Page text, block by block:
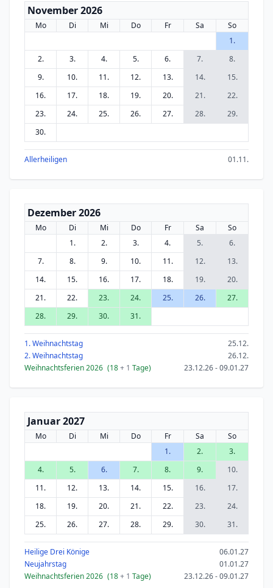
November 2026
Mo Di Mi Do Fr Sa
So
1.
2.
3. 4. 5. 6. 7.
8.
9.
10. 11. 12. 13. 14.
15.
16.
17. 18. 19. 20. 21.
22.
23.
24. 25. 26. 27. 28.
29.
30.
Allerheiligen 01.11.
Dezember 2026
Mo Di Mi Do Fr Sa
So
1.
2. 3. 4. 5.
6.
7.
8. 9. 10. 11. 12.
13.
14.
15. 16. 17. 18. 19.
20.
21.
22. 23. 24. 25. 26.
27.
28.
29. 30. 31.
1. Weihnachtstag
25.12.
2. Weihnachtstag
26.12.
Weihnachtsferien 2026 (18+ 1 Tage) 23.12.26 - 09.01.27
Januar 2027
Mo Di Mi Do Fr Sa
So
1.
2.
3.
4.
5. 6. 7. 8. 9.
10.
11.
12. 13. 14. 15. 16.
17.
18.
19. 20. 21. 22. 23.
24.
25.
26. 27. 28. 29. 30. 31.
Heilige Drei Könige
06.01.27
Neujahrstag
01.01.27
Weihnachtsferien 2026 (18+ 1 Tage) 23.12.26 - 09.01.27